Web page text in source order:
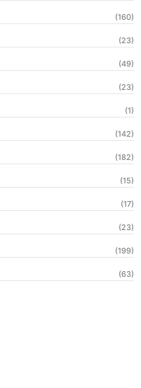
(160)
(23)
(49)
(23)
(1)
(142)
(182)
(15)
(17)
(23)
(199)
(63)